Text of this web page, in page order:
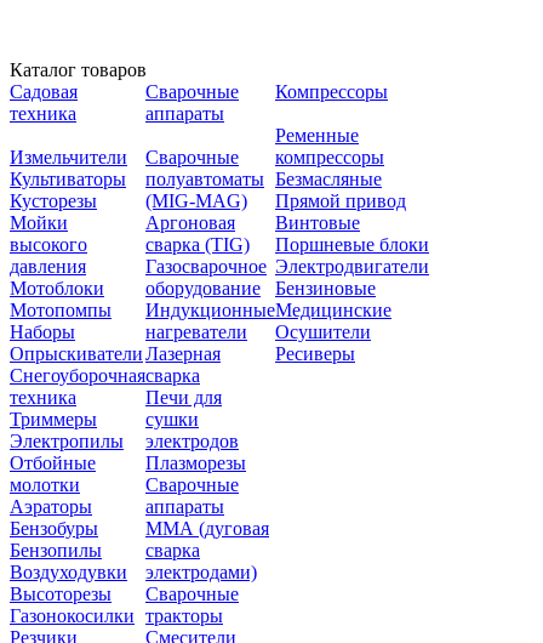
Каталог товаров
Садовая
техника
Измельчители
Культиваторы
Кусторезы
Мойки
высокого
давления
Мотоблоки
Мотопомпы
Наборы
Опрыскиватели
Снегоуборочная
техника
Триммеры
Электропилы
Отбойные
молотки
Аэраторы
Бензобуры
Бензопилы
Воздуходувки
Высоторезы
Газонокосилки
Резчики
Сварочные
аппараты
Сварочные
полуавтоматы
(MIG-MAG)
Аргоновая
сварка (TIG)
Газосварочное
оборудование
Индукционные
нагреватели
Лазерная
сварка
Печи для
сушки
электродов
Плазморезы
Сварочные
аппараты
ММА (дуговая
сварка
электродами)
Сварочные
тракторы
Смесители
Компрессоры
Ременные
компрессоры
Безмасляные
Прямой привод
Винтовые
Поршневые блоки
Электродвигатели
Бензиновые
Медицинские
Осушители
Ресиверы